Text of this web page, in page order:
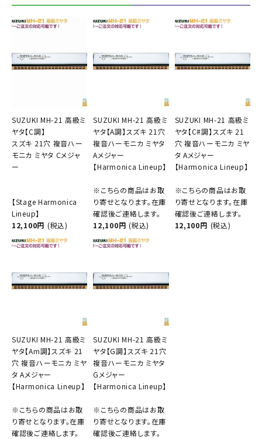
SUZUKI MH-21 高級ミ
ヤタ【C調】
スズキ 21穴 複音ハー
モニカ ミヤタ Cメジャ
ー
【Stage Harmonica
Lineup】
12,100円 (税込)
SUZUKI MH-21 高級ミ
ヤタ【A調】スズキ 21穴
複音ハーモニカ ミヤタ
Aメジャー
【Harmonica Lineup】
※こちらの商品はお取
り寄せとなります。在庫
確認後ご連絡します。
12,100円 (税込)
SUZUKI MH-21 高級ミ
ヤタ【C#調】スズキ 21
穴 複音ハーモニカ ミヤ
タ Aメジャー
【Harmonica Lineup】
※こちらの商品はお取
り寄せとなります。在庫
確認後ご連絡します。
12,100円 (税込)
SUZUKI MH-21 高級ミ
ヤタ【Am調】スズキ 21
穴 複音ハーモニカ ミヤ
タ Aメジャー
【Harmonica Lineup】
※こちらの商品はお取
り寄せとなります。在庫
確認後ご連絡します。
SUZUKI MH-21 高級ミ
ヤタ【G調】スズキ 21穴
複音ハーモニカ ミヤタ
Gメジャー
【Harmonica Lineup】
※こちらの商品はお取
り寄せとなります。在庫
確認後ご連絡します。